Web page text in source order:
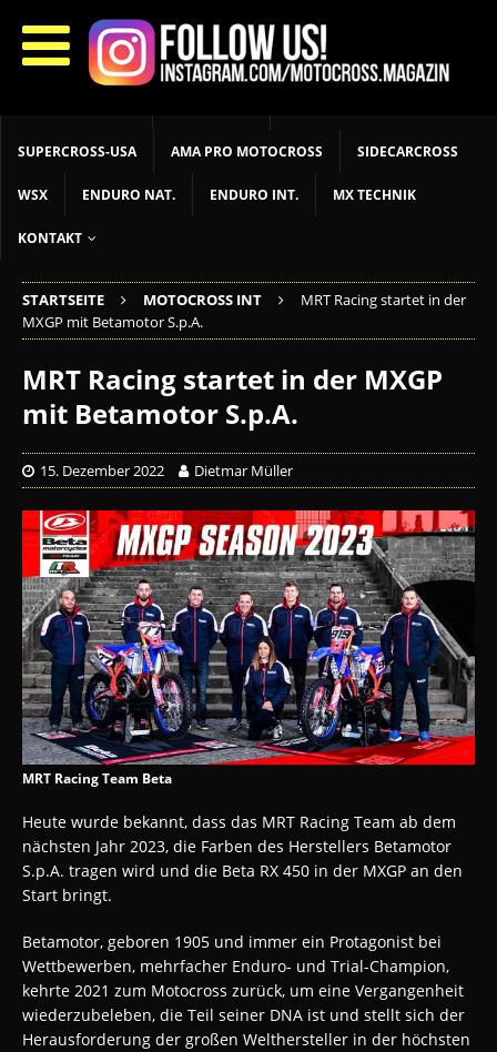
START LIVETIMING MX NEWS MX YOUTH
MX WOMEN MXGP ADAC MX MASTERS MOTOCROSS INT
SUPERCROSS-USA AMA PRO MOTOCROSS SIDECARCROSS
WSX ENDURO NAT. ENDURO INT. MX TECHNIK
KONTAKT
STARTSEITE MOTOCROSS INT
MRT Racing startet in der
MXGP mit Betamotor S.p.A.
MRT Racing startet in der MXGP
mit Betamotor S.p.A.
15. Dezember 2022 Dietmar Müller
MRT Racing Team Beta
Heute wurde bekannt, dass das MRT Racing Team ab dem
nächsten Jahr 2023, die Farben des Herstellers Betamotor
S.p.A. tragen wird und die Beta RX 450 in der MXGP an den
Start bringt.
Betamotor, geboren 1905 und immer ein Protagonist bei
Wettbewerben, mehrfacher Enduro- und Trial-Champion,
kehrte 2021 zum Motocross zurück, um eine Vergangenheit
wiederzubeleben, die Teil seiner DNA ist und stellt sich der
Herausforderung der großen Welthersteller in der höchsten